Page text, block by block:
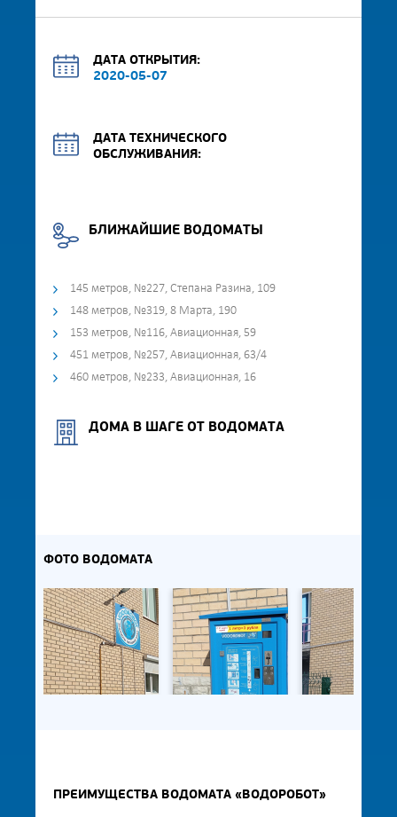
ДАТА ОТКРЫТИЯ:
2020-05-07
ДАТА ТЕХНИЧЕСКОГО
ОБСЛУЖИВАНИЯ:
БЛИЖАЙШИЕ ВОДОМАТЫ
145 метров, №227, Степана Разина, 109
148 метров, №319, 8 Марта, 190
153 метров, №116, Авиационная, 59
451 метров, №257, Авиационная, 63/4
460 метров, №233, Авиационная, 16
ДОМА В ШАГЕ ОТ ВОДОМАТА
ФОТО ВОДОМАТА
ПРЕИМУЩЕСТВА ВОДОМАТА «ВОДОРОБОТ»